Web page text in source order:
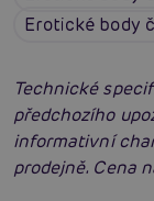
Erotické body
Technické
předchozího
informativní
prodejně. Cena